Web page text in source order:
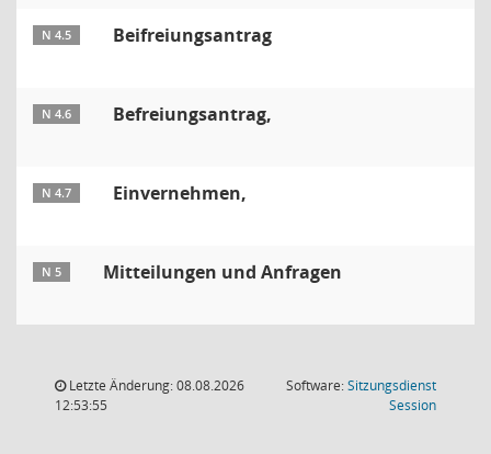
N 4.5 Beifreiungsantrag
N 4.6 Befreiungsantrag,
N 4.7 Einvernehmen,
N 5 Mitteilungen und Anfragen
Letzte Änderung: 08.08.2026
12:53:55
Software:Sitzungsdienst
Session(Wird in